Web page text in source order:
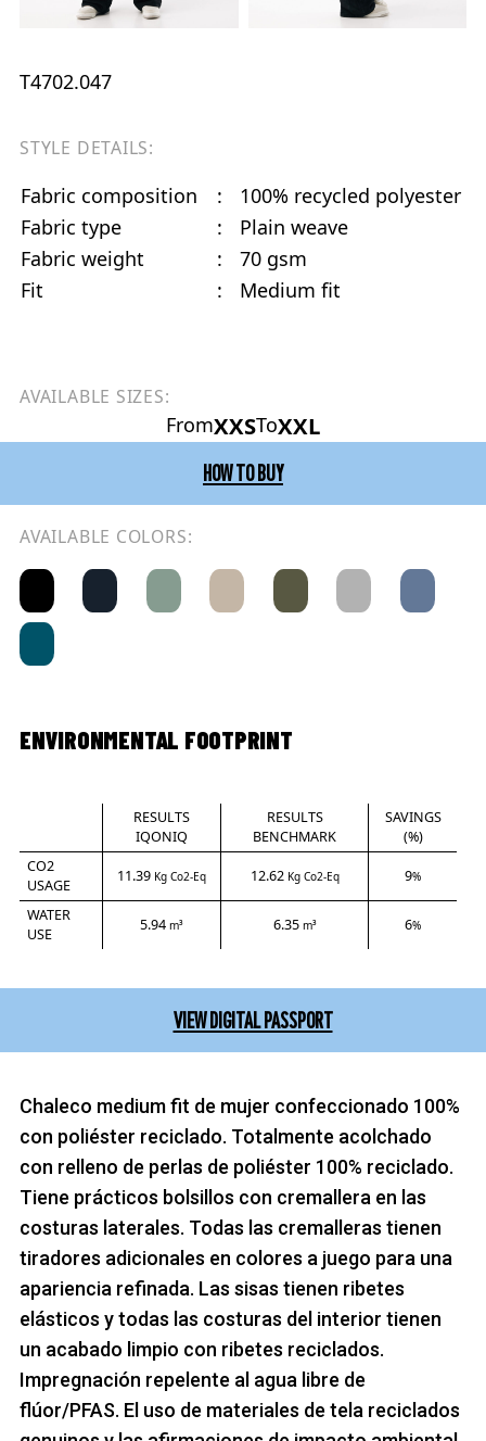
T4702.047
STYLE DETAILS:
Fabric composition :
100% recycled polyester
Fabric type
:
Plain weave
Fabric weight
:
70 gsm
Fit
: Medium fit
AVAILABLE SIZES:
FromXXSToXXL
HOW TO BUY
AVAILABLE COLORS:
ENVIRONMENTAL FOOTPRINT
RESULTS
IQONIQ
RESULTS
BENCHMARK
SAVINGS
(%)
CO2
USAGE
11.39 Kg Co2-Eq 12.62 Kg Co2-Eq 9%
WATER
USE
5.94 m³ 6.35 m³ 6%
VIEW DIGITAL PASSPORT
Chaleco medium fit de mujer confeccionado 100%
con poliéster reciclado. Totalmente acolchado
con relleno de perlas de poliéster 100% reciclado.
Tiene prácticos bolsillos con cremallera en las
costuras laterales. Todas las cremalleras tienen
tiradores adicionales en colores a juego para una
apariencia refinada. Las sisas tienen ribetes
elásticos y todas las costuras del interior tienen
un acabado limpio con ribetes reciclados.
Impregnación repelente al agua libre de
flúor/PFAS. El uso de materiales de tela reciclados